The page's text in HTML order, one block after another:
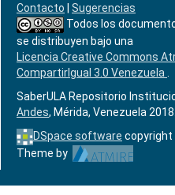
Contacto
Sugerencias
Todos los
se distribuyen bajo una
Licencia Creative Commons
CompartirIgual 3.0 Venezuela
SaberULA Repositorio
Andes, Mérida, Venezuela 2018.
DSpace software copyright
Theme by